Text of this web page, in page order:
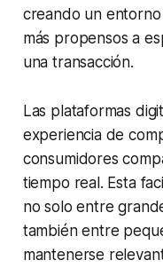
creando un
más propensos a
una transacción.
Las plataformas
experiencia de
consumidores
tiempo real. Esta
no solo entre
también entre
mantenerse